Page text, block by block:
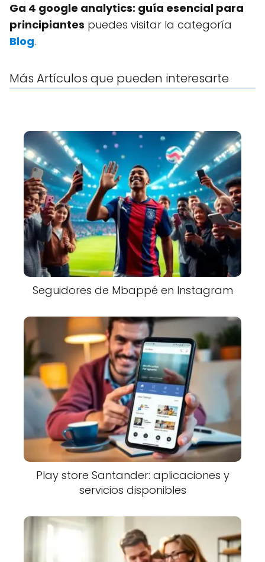
Ga 4 google analytics: guía esencial para
principiantes puedes visitar la categoría
Blog.
Más Artículos que pueden interesarte
Seguidores de Mbappé en Instagram
Play store Santander: aplicaciones y
servicios disponibles